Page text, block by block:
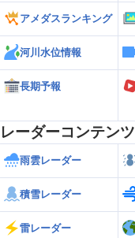
アメダスランキング
河川水位情報
長期予報
レーダーコンテンツ
雨雲レーダー
積雪レーダー
雷レーダー